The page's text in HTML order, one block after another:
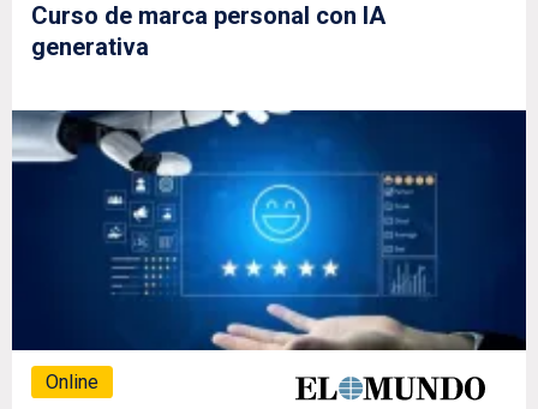
Curso de marca personal con IA
generativa
Online